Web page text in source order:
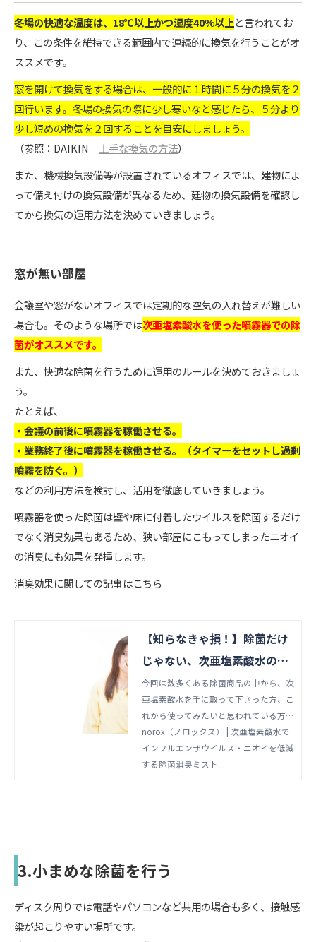
冬場の快適な温度は、18℃以上かつ湿度40%以上と言われてお
り、この条件を維持できる範囲内で連続的に換気を行うことがオ
ススメです。
窓を開けて換気をする場合は、一般的に １ 時間に５分の換気を２
回行います。冬場の換気の際に少し寒いなと感じたら、
５分より
少し短めの換気を２回することを目安にしましょう。
（参照：DAIKIN
上手な換気の方法）
また、機械換気設備等が設置されているオフィスでは、建物によ
って備え付けの換気設備が異なるため、建物の換気設備を確認し
てから換気の運用方法を決めていきましょう。
窓が無い部屋
会議室や窓がないオフィスでは定期的な空気の入れ替えが難しい
場合も。そのような場所では次亜塩素酸水を使った噴霧器での除
菌がオススメです。
また、快適な除菌を行うために運用のルールを決めておきましょ
う。
たとえば、
・会議の前後に噴霧器を稼働させる。
・業務終了後に噴霧器を稼働させる。（タイマーをセットし過剰
噴霧を防ぐ。）
などの利用方法を検討し、活用を徹底していきましょう。
噴霧器を使った除菌は壁や床に付着したウイルスを除菌するだけ
でなく消臭効果もあるため、狭い部屋にこもってしまったニオイ
の消臭にも効果を発揮します。
消臭効果に関しての記事はこちら
【知らなきゃ損！】除菌だけ
じゃない、次亜塩素酸水の消
臭パワー3選 | norox（ノロッ
クス） | 次亜塩素酸水でイン
フルエンザウイルス・ニオイ
を低減する除菌消臭ミスト
今回は数多くある除菌商品の中から、次
亜塩素酸水を手に取って下さった方、こ
れから使ってみたいと思われている方に
ぜひ知っていただきたい、次亜塩素酸水
の消臭パワーについてご紹介いたしま
す。
norox（ノロックス） | 次亜塩素酸水で
インフルエンザウイルス・ニオイを低減
する除菌消臭ミスト
3.小まめな除菌を行う
ディスク周りでは電話やパソコンなど共用の場合も多く、接触感
染が起こりやすい場所です。